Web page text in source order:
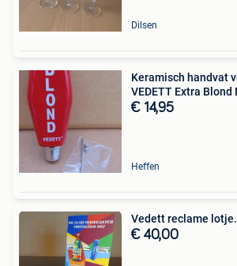
Dilsen
Keramisch handvat
VEDETT Extra Blond
€ 14,95
Heffen
Vedett reclame lotje.
€ 40,00